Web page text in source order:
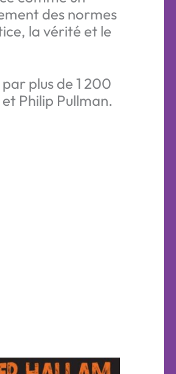
des normes
la vérité et le
plus de 1 200
Philip Pullman.